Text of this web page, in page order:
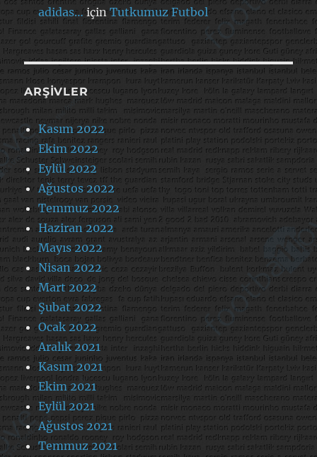
adidas…içinTutkumuz Futbol
ARŞIVLER
Kasım 2022
Ekim 2022
Eylül 2022
Ağustos 2022
Temmuz 2022
Haziran 2022
Mayıs 2022
Nisan 2022
Mart 2022
Şubat 2022
Ocak 2022
Aralık 2021
Kasım 2021
Ekim 2021
Eylül 2021
Ağustos 2021
Temmuz 2021